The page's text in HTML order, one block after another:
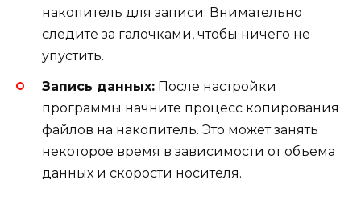
накопитель для записи. Внимательно
следите за галочками, чтобы ничего не
упустить.
Запись данных: После настройки
программы начните процесс копирования
файлов на накопитель. Это может занять
некоторое время в зависимости от объема
данных и скорости носителя.